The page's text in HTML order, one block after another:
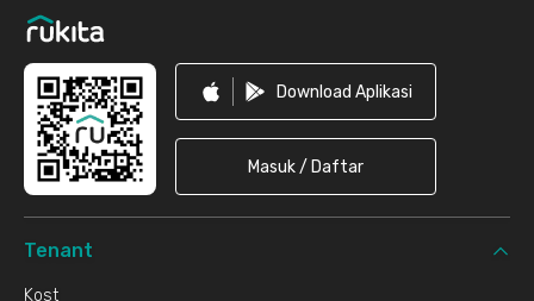
Download Aplikasi
Masuk / Daftar
Tenant
Kost